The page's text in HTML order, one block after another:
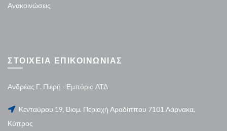
Ανακοινώσεις
ΣΤΟΙΧΕΙΑ ΕΠΙΚΟΙΝΩΝΙΑΣ
Ανδρέας Γ. Πιερή - Εμπόριο ΛΤΔ
Κενταύρου 19, Βιομ. Περιοχή Αραδίππου 7101 Λάρνακα,
Κύπρος